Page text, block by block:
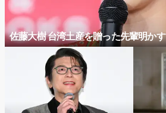
佐藤大樹 台湾土産を贈った先輩明かす